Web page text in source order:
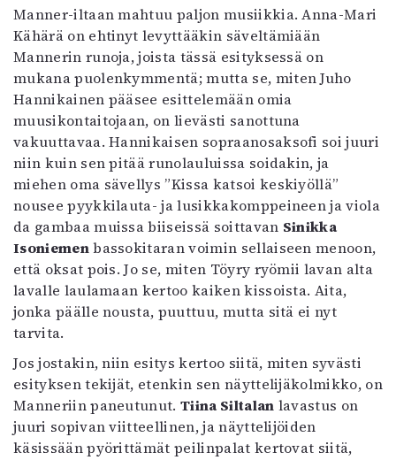
Manner-iltaan mahtuu paljon musiikkia. Anna-Mari
Kähärä on ehtinyt levyttääkin säveltämiään
Mannerin runoja, joista tässä esityksessä on
mukana puolenkymmentä; mutta se, miten Juho
Hannikainen pääsee esittelemään omia
muusikontaitojaan, on lievästi sanottuna
vakuuttavaa. Hannikaisen sopraanosaksofi soi juuri
niin kuin sen pitää runolauluissa soidakin, ja
miehen oma sävellys ”Kissa katsoi keskiyöllä”
nousee pyykkilauta- ja lusikkakomppeineen ja viola
da gambaa muissa biiseissä soittavan Sinikka
Isoniemenbassokitaran voimin sellaiseen menoon,
että oksat pois. Jo se, miten Töyry ryömii lavan alta
lavalle laulamaan kertoo kaiken kissoista. Aita,
jonka päälle nousta, puuttuu, mutta sitä ei nyt
tarvita.
Jos jostakin, niin esitys kertoo siitä, miten syvästi
esityksen tekijät, etenkin sen näyttelijäkolmikko, on
Manneriin paneutunut.Tiina Siltalan lavastus on
juuri sopivan viitteellinen, ja näyttelijöiden
käsissään pyörittämät peilinpalat kertovat siitä,